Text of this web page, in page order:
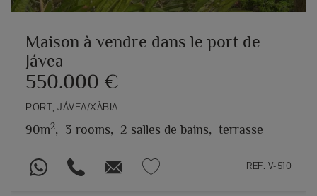
Maison à vendre dans le port de
Jávea
550.000 €
PORT, JÁVEA/XÀBIA
90m2, 3 rooms, 2 salles de bains, terrasse
REF. V-510